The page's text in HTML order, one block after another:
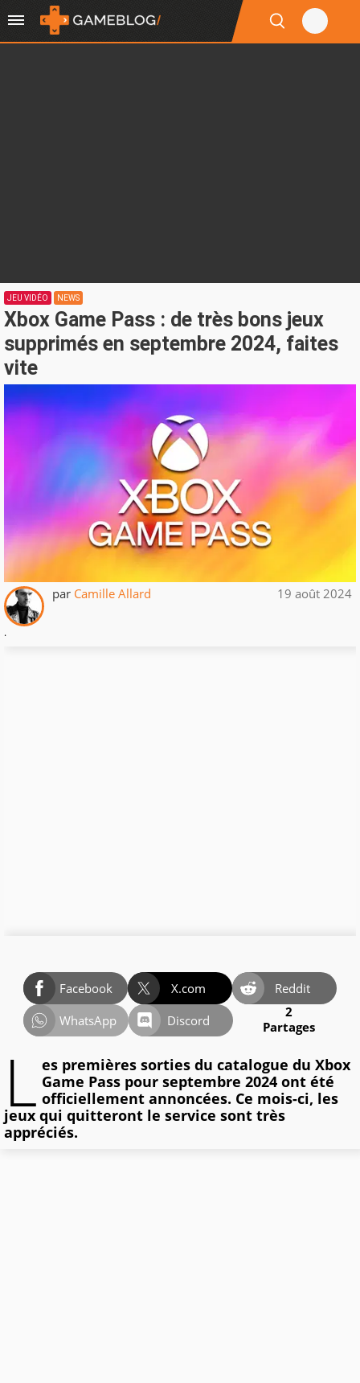
JEU VIDÉO NEWS
Xbox Game Pass : de très bons jeux
supprimés en septembre 2024, faites
vite
par Camille Allard 19 août 2024
.
Facebook X.com
Reddit
WhatsApp
Discord
2
Partages
L es premières sorties du catalogue du Xbox
Game Pass pour septembre 2024 ont été
officiellement annoncées. Ce mois-ci, les
jeux qui quitteront le service sont très
appréciés.